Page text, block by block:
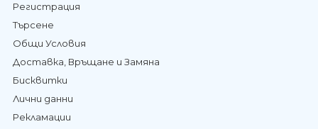
Регистрация
Търсене
Общи Условия
Доставка, Връщане и Замяна
Бисквитки
Лични данни
Рекламации